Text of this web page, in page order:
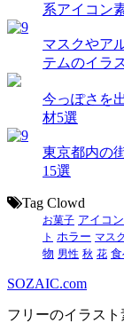
系アイコン
マスクやア
テムのイラ
今っぽさを
材5選
東京都内の
15選
Tag Clowd
お菓子 アイコン
ト ホラー マスク
物 男性 秋 花 食
SOZAIC.com
フリーのイラス